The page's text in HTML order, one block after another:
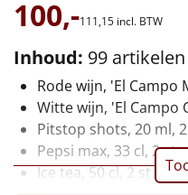
Rituals
Luxe
Mannen
Vrouwen
Duurzaam
100,-111,15 incl. BTW
Inhoud: 99 artikelen
Rode wijn, 'El Campo
Witte wijn, 'El Campo
Pitstop shots, 20 ml,
Pepsi max, 33 cl, 2 st
Ice tea, 50 cl, 2 st